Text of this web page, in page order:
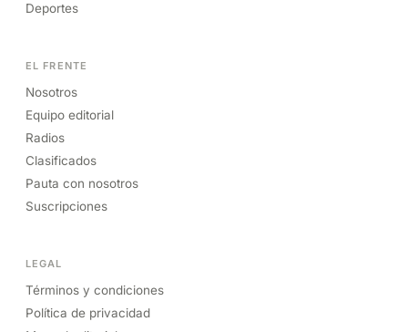
Deportes
EL FRENTE
Nosotros
Equipo editorial
Radios
Clasificados
Pauta con nosotros
Suscripciones
LEGAL
Términos y condiciones
Política de privacidad